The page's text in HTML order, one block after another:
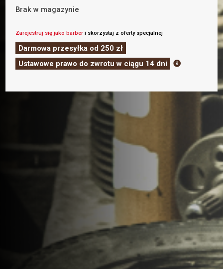
Brak w magazynie
Zarejestruj się jako barber i skorzystaj z oferty specjalnej
Darmowa przesyłka od 250 zł
Ustawowe prawo do zwrotu w ciągu 14 dni
